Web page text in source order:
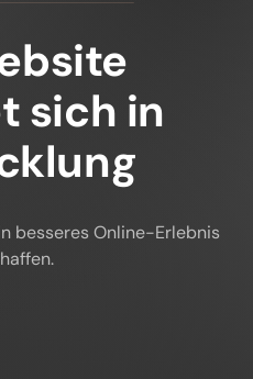
sich in
besseres Online-Erlebnis